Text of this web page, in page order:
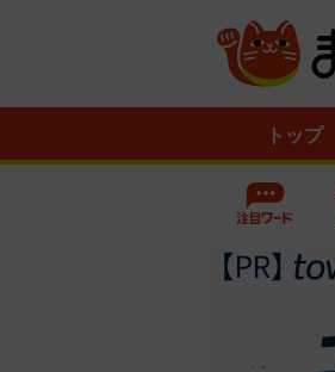
トップ